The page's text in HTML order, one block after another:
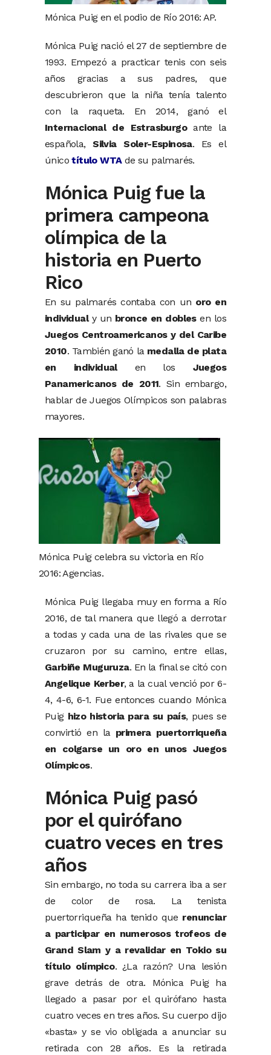
Mónica Puig en el podio de Río 2016: AP.
Mónica Puig nació el 27 de septiembre de
1993. Empezó a practicar tenis con seis
años gracias a sus padres, que
descubrieron que la niña tenía talento
con la raqueta. En 2014, ganó el
Internacional de Estrasburgoante la
española,Silvia Soler-Espinosa. Es el
únicotítulo WTAde su palmarés.
Mónica Puig fue la
primera campeona
olímpica de la
historia en Puerto
Rico
En su palmarés contaba con un oro en
individualy un bronce en doblesen los
Juegos Centroamericanos y del Caribe
2010. También ganó la medalla de plata
en individualen los Juegos
Panamericanos de 2011. Sin embargo,
hablar de Juegos Olímpicos son palabras
mayores.
Mónica Puig celebra su victoria en Río
2016: Agencias.
Mónica Puig llegaba muy en forma a Río
2016, de tal manera que llegó a derrotar
a todas y cada una de las rivales que se
cruzaron por su camino, entre ellas,
Garbiñe Muguruza. En la final se citó con
Angelique Kerber, a la cual venció por 6-
4, 4-6, 6-1. Fue entonces cuando Mónica
Puig hizo historia para su país, pues se
convirtió en la primera puertorriqueña
en colgarse un oro en unos Juegos
Olímpicos.
Mónica Puig pasó
por el quirófano
cuatro veces en tres
años
Sin embargo, no toda su carrera iba a ser
de color de rosa. La tenista
puertorriqueña ha tenido que renunciar
a participar en numerosos trofeos de
Grand Slam y a revalidar en Tokio su
título olímpico. ¿La razón? Una lesión
grave detrás de otra. Mónica Puig ha
llegado a pasar por el quirófano hasta
cuatro veces en tres años. Su cuerpo dijo
«basta» y se vio obligada a anunciar su
retirada con 28 años. Es la retirada